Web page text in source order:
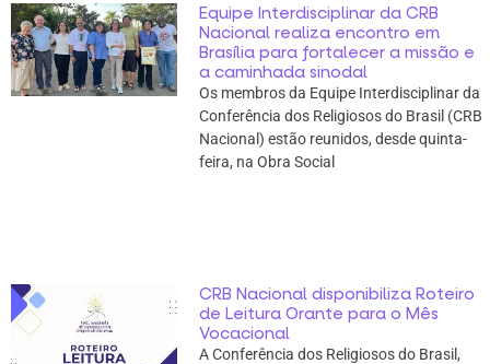
Equipe Interdisciplinar da CRB
Nacional realiza encontro em
Brasília para fortalecer a missão e
a caminhada sinodal
Os membros da Equipe Interdisciplinar da
Conferência dos Religiosos do Brasil (CRB
Nacional) estão reunidos, desde quinta-
feira, na Obra Social
CRB Nacional disponibiliza Roteiro
de Leitura Orante para o Mês
Vocacional
A Conferência dos Religiosos do Brasil,